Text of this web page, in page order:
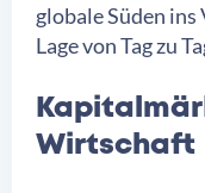
globale Süden
Lage von Tag zu
Wirtschaft